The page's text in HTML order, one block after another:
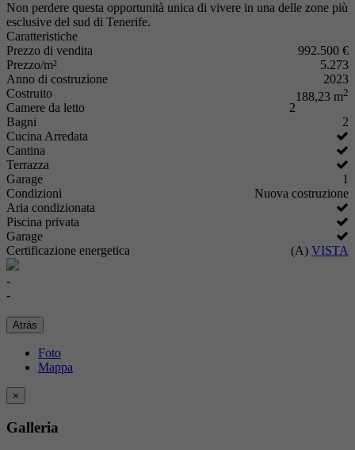
Non perdere questa opportunità unica di vivere in una delle zone più
esclusive del sud di Tenerife.
Caratteristiche
Prezzo di vendita
992.500 €
Prezzo/m²
5.273
Anno di costruzione
2023
Costruito
188,23 m2
Camere da letto
2
Bagni
2
Cucina Arredata
Cantina
Terrazza
Garage
1
Condizioni
Nuova costruzione
Aria condizionata
Piscina privata
Garage
Certificazione energetica
(A) VISTA
-
-
Atrás
Foto
Mappa
×
Galleria